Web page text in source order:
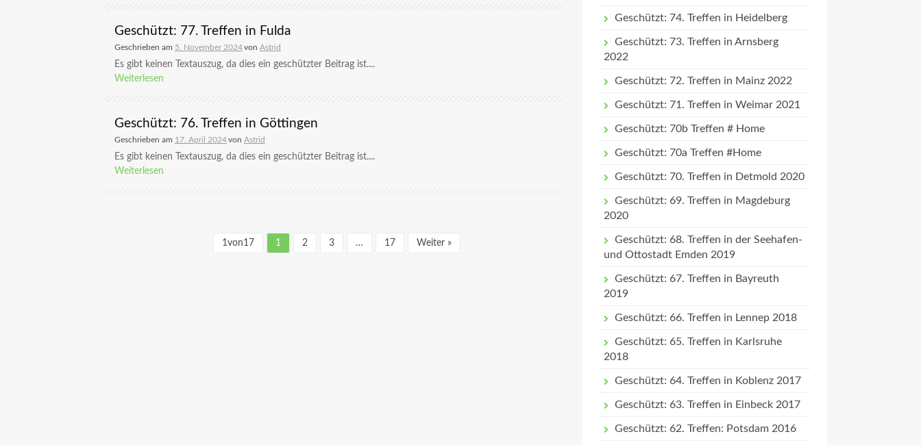
Geschützt: 77. Treffen in Fulda
Geschrieben am 5. November 2024von Astrid
Es gibt keinen Textauszug, da dies ein geschützter Beitrag ist....
Weiterlesen
Geschützt: 76. Treffen in Göttingen
Geschrieben am 17. April 2024von Astrid
Es gibt keinen Textauszug, da dies ein geschützter Beitrag ist....
Weiterlesen
1von17 1 2 3 … 17 Weiter »
Geschützt: 74. Treffen in Heidelberg
Geschützt: 73. Treffen in Arnsberg
2022
Geschützt: 72. Treffen in Mainz 2022
Geschützt: 71. Treffen in Weimar 2021
Geschützt: 70b Treffen # Home
Geschützt: 70a Treffen #Home
Geschützt: 70. Treffen in Detmold 2020
Geschützt: 69. Treffen in Magdeburg
2020
Geschützt: 68. Treffen in der Seehafen-
und Ottostadt Emden 2019
Geschützt: 67. Treffen in Bayreuth
2019
Geschützt: 66. Treffen in Lennep 2018
Geschützt: 65. Treffen in Karlsruhe
2018
Geschützt: 64. Treffen in Koblenz 2017
Geschützt: 63. Treffen in Einbeck 2017
Geschützt: 62. Treffen: Potsdam 2016